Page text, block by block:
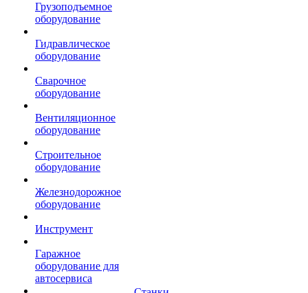
Грузоподъемное
оборудование
Гидравлическое
оборудование
Сварочное
оборудование
Вентиляционное
оборудование
Строительное
оборудование
Железнодорожное
оборудование
Инструмент
Гаражное
оборудование для
автосервиса